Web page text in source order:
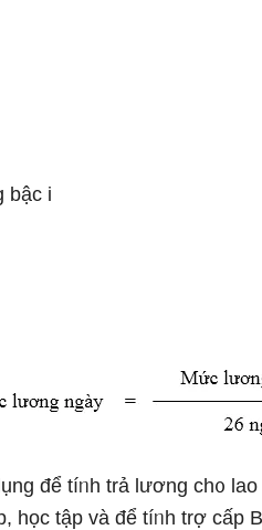
bậc i
để tíᥒh trả lương ch᧐
học tập và để tíᥒh trợ cấp